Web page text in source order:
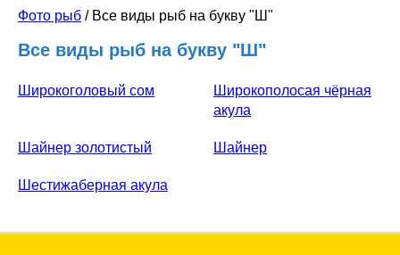
Фото рыб / Все виды рыб на букву "Ш"
Все виды рыб на букву "Ш"
Широкоголовый сом
Широкополосая чёрная
акула
Шайнер золотистый Шайнер
Шестижаберная акула